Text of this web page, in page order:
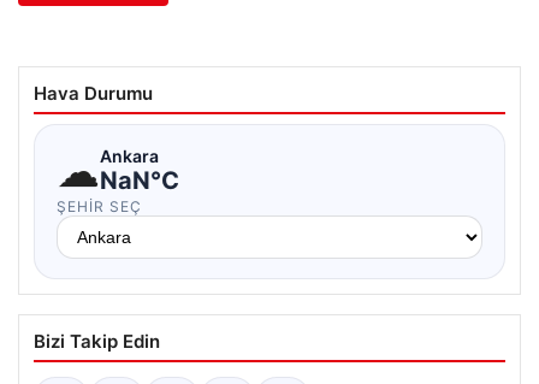
Hava Durumu
☁Ankara
NaN°C
ŞEHIR SEÇ
Bizi Takip Edin